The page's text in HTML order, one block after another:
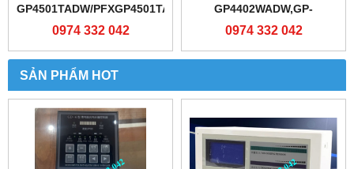
GP4501TADW/PFXGP4501TADW
0974 332 042
GP4402WADW,GP-
4402WADW,GP-4402
0974 332 042
SẢN PHẨM HOT